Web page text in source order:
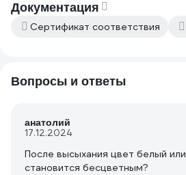
Документация
Сертификат соответствия
Вопросы и ответы
анатолий
17.12.2024
После высыхания цвет белый или
становится бесцветным?